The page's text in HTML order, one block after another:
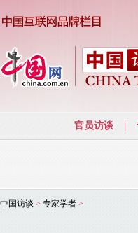
中国访谈 > 专家学者 >